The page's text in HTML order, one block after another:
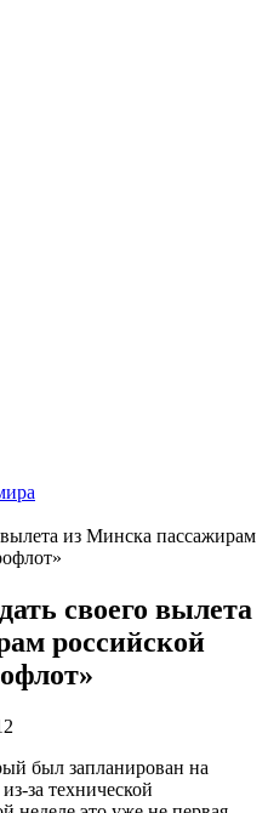
из Минска пассажирам
своего вылета
российской
был запланирован на
за технической